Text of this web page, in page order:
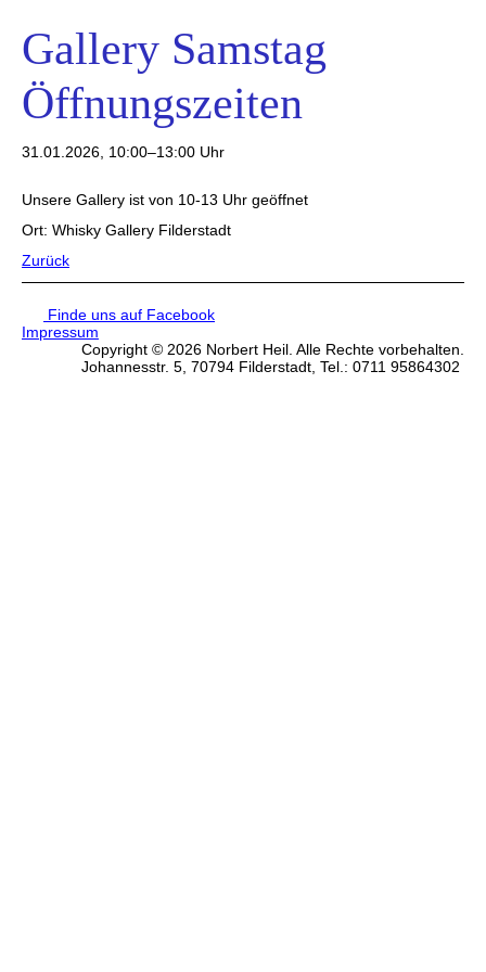
Gallery Samstag
Öffnungszeiten
31.01.2026, 10:00–13:00 Uhr
Unsere Gallery ist von 10-13 Uhr geöffnet
Ort: Whisky Gallery Filderstadt
Zurück
Finde uns auf Facebook
Impressum
Copyright © 2026 Norbert Heil. Alle Rechte vorbehalten.
Johannesstr. 5, 70794 Filderstadt, Tel.: 0711 95864302